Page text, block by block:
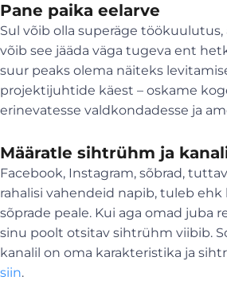
Pane paika eelarve
Sul võib olla superäge
võib see jääda väga tugeva ent
suur peaks olema näiteks
projektijuhtide käest – oskame
erinevatesse valdkondadesse ja
Määratle sihtrühm ja
Facebook, Instagram, sõbrad,
rahalisi vahendeid napib, tuleb
sõprade peale. Kui aga omad juba
sinu poolt otsitav sihtrühm viibib.
kanalil on oma karakteristika ja
siin.